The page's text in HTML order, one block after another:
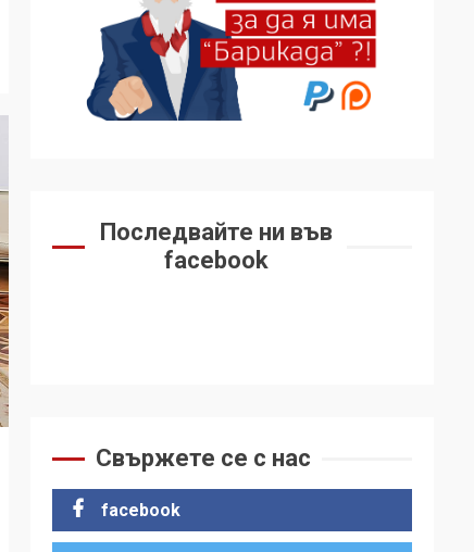
Последвайте ни във
facebook
Свържете се с нас
facebook